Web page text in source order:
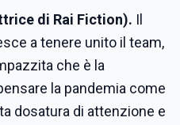
di Rai Fiction). Il
a tenere unito il team,
che è la
la pandemia come
dosatura di attenzione e